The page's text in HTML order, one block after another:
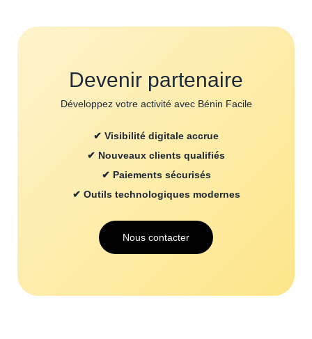
Devenir partenaire
Développez votre activité avec Bénin Facile
✔ Visibilité digitale accrue
✔ Nouveaux clients qualifiés
✔ Paiements sécurisés
✔ Outils technologiques modernes
Nous contacter